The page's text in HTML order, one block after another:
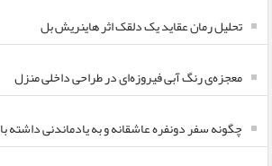
تحلیل رمان عقاید یک دلقک اثر هاینریش بل
معجزه‌ی رنگ آبی فیروزه‌ای در طراحی داخلی منزل
چگونه سفر دونفره عاشقانه و به یادماندنی داشته